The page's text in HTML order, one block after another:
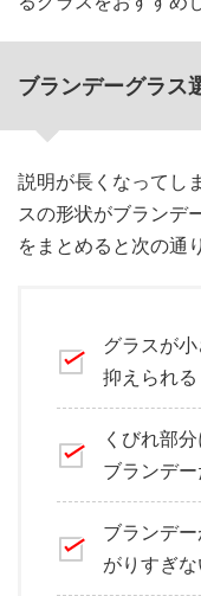
ブランデーグラス
説明が長くなってし
スの形状がブランデ
をまとめると次の通
グラスが
抑えられる
くびれ部
ブランデ
ブランデ
がりすぎな